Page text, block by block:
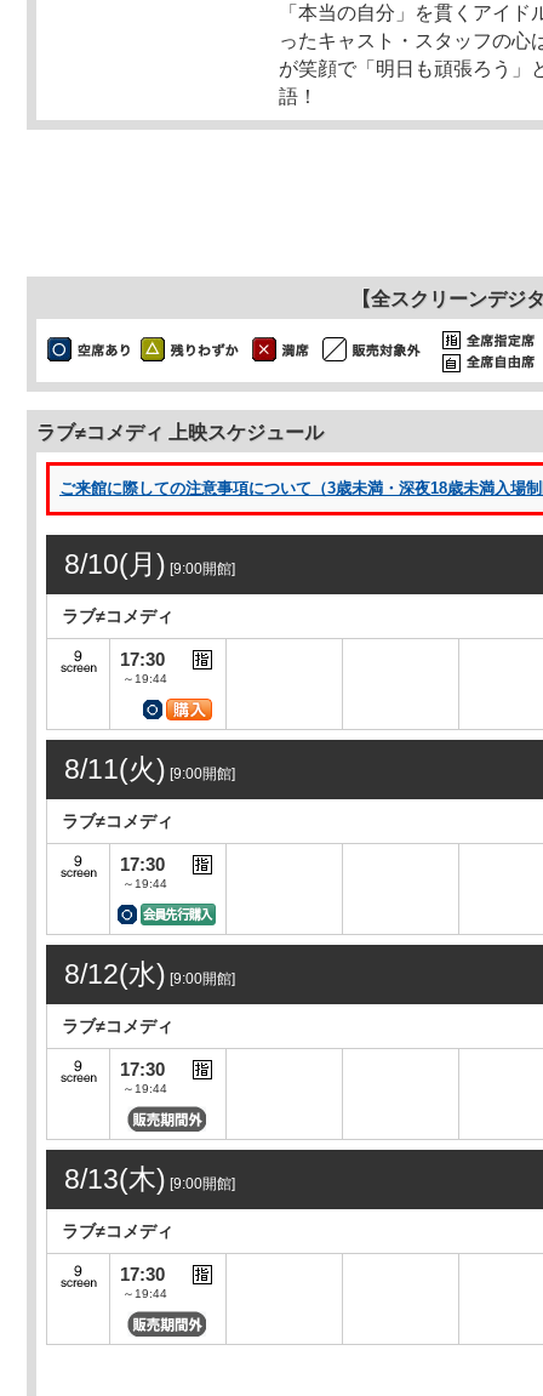
「本当の自分」を貫くアイ
ったキャスト・スタッフの
が笑顔で「明日も頑張ろう」
語！
【全スクリーンデジ
ラブ≠コメディ 上映スケジュール
ご来館に際しての注意事項について（3歳未満・深夜18歳未満入場
8/10(月) [9:00開館]
ラブ≠コメディ
17:30
～19:44
8/11(火) [9:00開館]
ラブ≠コメディ
17:30
～19:44
8/12(水) [9:00開館]
ラブ≠コメディ
17:30
～19:44
8/13(木) [9:00開館]
ラブ≠コメディ
17:30
～19:44